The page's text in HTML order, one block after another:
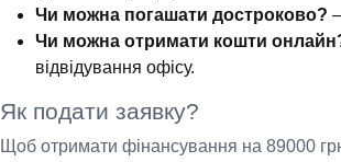
Чи можна погашати достроково?
Чи можна отримати кошти
відвідування офісу.
Як подати заявку?
Щоб отримати фінансування на 89000